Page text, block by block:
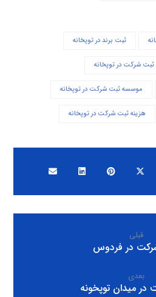
ثبت برند در توپخانه
ثبت شرکت در توپخانه
موسسه ثبت شرکت در توپخانه
هزینه ثبت شرکت در توپخانه
قبلی
در فردوس
بعدی
میدان توپخونه